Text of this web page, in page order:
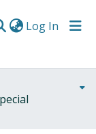
Log In